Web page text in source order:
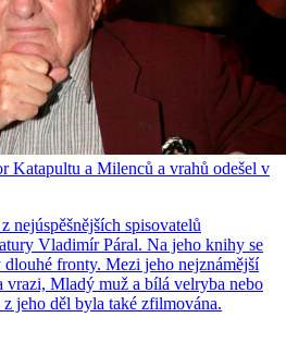
Katapultu a Milenců a vrahů odešel v
nejúspěšnějších spisovatelů
Vladimír Páral. Na jeho knihy se
fronty. Mezi jeho nejznámější
Mladý muž a bílá velryba nebo
jeho děl byla také zfilmována.